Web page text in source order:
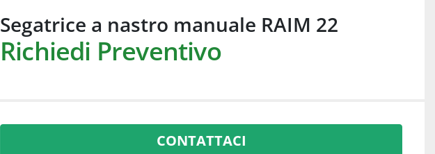
Segatrice a nastro manuale RAIM 22
Richiedi Preventivo
CONTATTACI